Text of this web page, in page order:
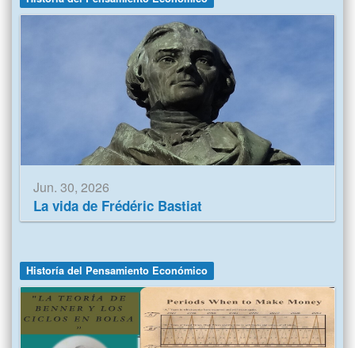
Jun. 30, 2026
La vida de Frédéric Bastiat
Historía del Pensamiento Económico